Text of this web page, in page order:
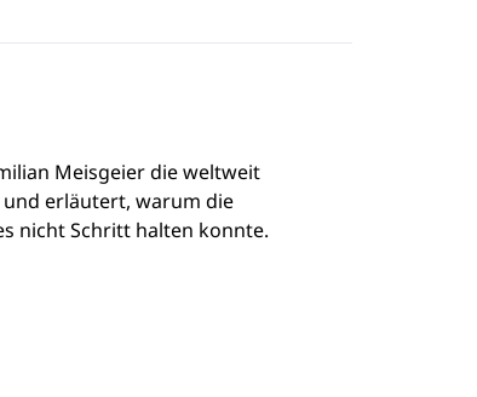
Meisgeier die weltweit
erläutert, warum die
nicht Schritt halten konnte.